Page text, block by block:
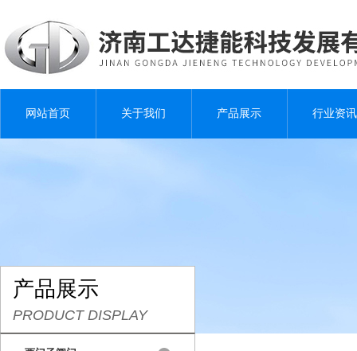
网站首页 关于我们 产品展示 行业资讯
产品展示
PRODUCT DISPLAY